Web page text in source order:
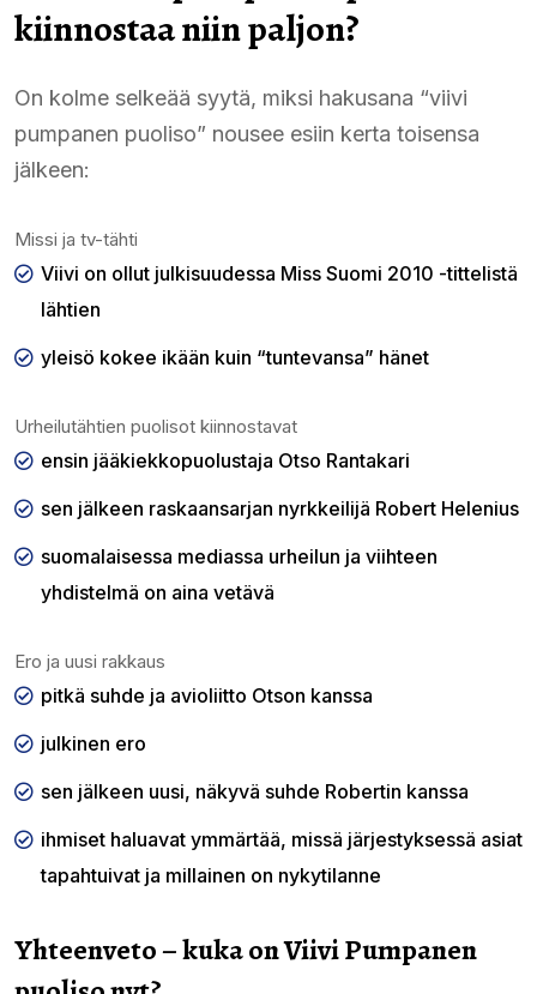
kiinnostaa niin paljon?
On kolme selkeää syytä, miksi hakusana “viivi
pumpanen puoliso” nousee esiin kerta toisensa
jälkeen:
Missi ja tv-tähti
Viivi on ollut julkisuudessa Miss Suomi 2010 -tittelistä
lähtien
yleisö kokee ikään kuin “tuntevansa” hänet
Urheilutähtien puolisot kiinnostavat
ensin jääkiekkopuolustaja Otso Rantakari
sen jälkeen raskaansarjan nyrkkeilijä Robert Helenius
suomalaisessa mediassa urheilun ja viihteen
yhdistelmä on aina vetävä
Ero ja uusi rakkaus
pitkä suhde ja avioliitto Otson kanssa
julkinen ero
sen jälkeen uusi, näkyvä suhde Robertin kanssa
ihmiset haluavat ymmärtää, missä järjestyksessä asiat
tapahtuivat ja millainen on nykytilanne
Yhteenveto – kuka on Viivi Pumpanen